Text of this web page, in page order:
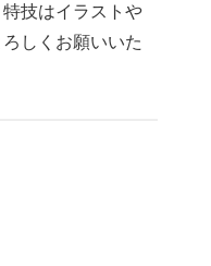
技はイラストや
しくお願いいた